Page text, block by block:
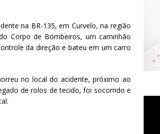
na BR-135, em Curvelo, na região
Corpo de Bombeiros, um caminhão
da direção e bateu em um carro
no local do acidente, próximo ao
de rolos de tecido, foi socorrido e